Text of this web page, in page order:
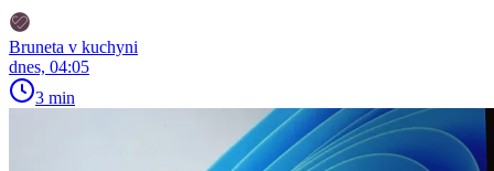
Bruneta v kuchyni
dnes, 04:05
3 min